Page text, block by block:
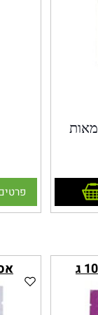
לסל